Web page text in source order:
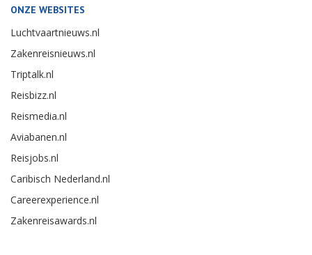
ONZE WEBSITES
Luchtvaartnieuws.nl
Zakenreisnieuws.nl
Triptalk.nl
Reisbizz.nl
Reismedia.nl
Aviabanen.nl
Reisjobs.nl
Caribisch Nederland.nl
Careerexperience.nl
Zakenreisawards.nl